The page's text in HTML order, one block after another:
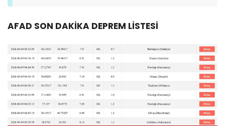
AFAD SON DAKİKA DEPREM LİSTESİ